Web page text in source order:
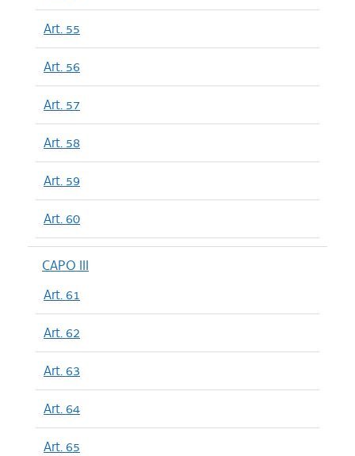
Art. 55
Art. 56
Art. 57
Art. 58
Art. 59
Art. 60
CAPO III
Art. 61
Art. 62
Art. 63
Art. 64
Art. 65